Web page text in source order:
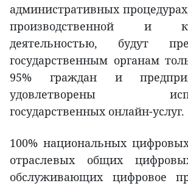
административных
производственной и
деятельностью, будут
государственным органам
95% граждан и
удовлетворены
государственных онлайн-услуг.
100% национальных
отраслевых общих
обслуживающих цифровое